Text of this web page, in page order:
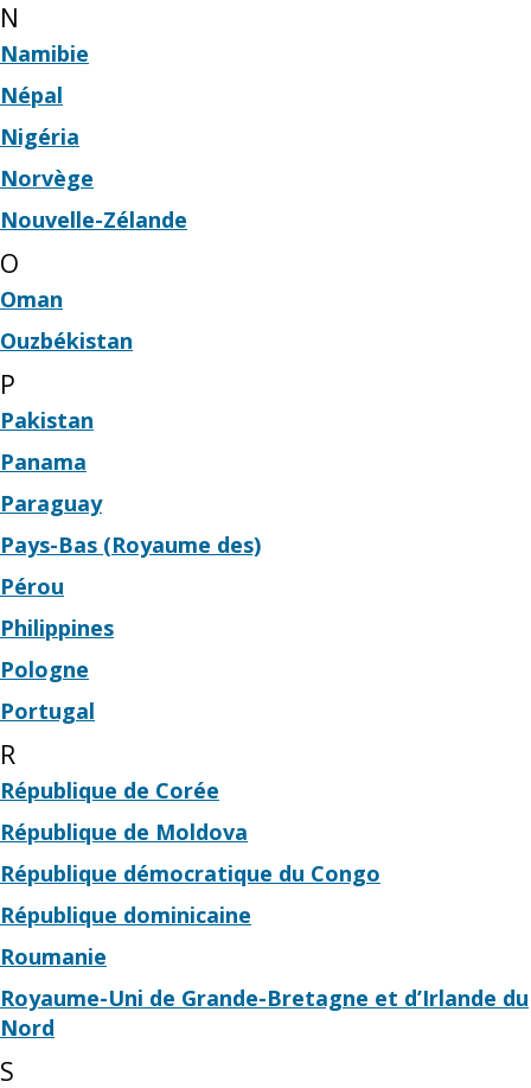
N
Namibie
Népal
Nigéria
Norvège
Nouvelle-Zélande
O
Oman
Ouzbékistan
P
Pakistan
Panama
Paraguay
Pays-Bas (Royaume des)
Pérou
Philippines
Pologne
Portugal
R
République de Corée
République de Moldova
République démocratique du Congo
République dominicaine
Roumanie
Royaume-Uni de Grande-Bretagne et d’Irlande du
Nord
S